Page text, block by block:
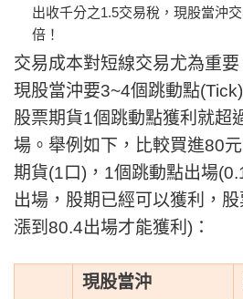
出收千分之1.5交易稅，現股當沖
倍！
交易成本對短線交易尤為重要
現股當沖要3~4個跳動點
股票期貨1個跳動點獲利就超
場。舉例如下，比較買進80
期貨(1口)，1個跳動點出場
出場，股期已經可以獲利，
漲到80.4出場才能獲利)：
現股當沖